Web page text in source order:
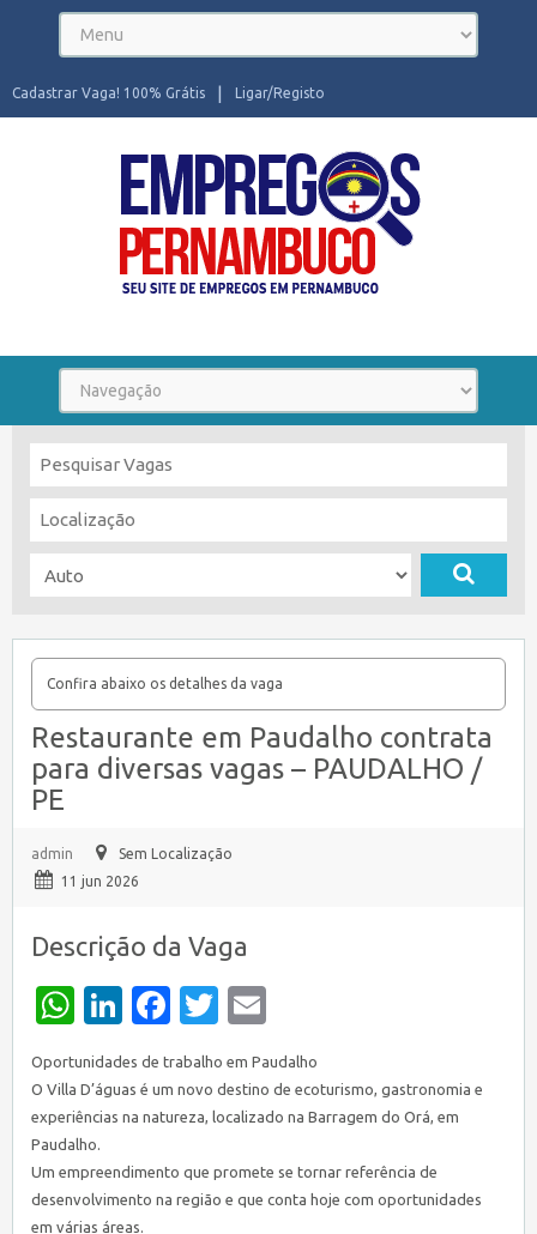
Ligar/Registo
Cadastrar Vaga! 100% Grátis
Confira abaixo os detalhes da vaga
Restaurante em Paudalho contrata
para diversas vagas – PAUDALHO /
PE
admin
Sem Localização
11 jun 2026
Descrição da Vaga
WhatsApp
LinkedIn
Facebook
Twitter
Oportunidades de trabalho em Paudalho
O Villa D’águas é um novo destino de ecoturismo, gastronomia e
experiências na natureza, localizado na Barragem do Orá, em
Paudalho.
Um empreendimento que promete se tornar referência de
desenvolvimento na região e que conta hoje com oportunidades
em várias áreas.